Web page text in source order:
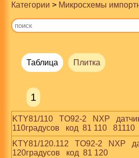
Категории > Микросхемы
Таблица Плитка
1
KTY81/110   TO92-2   NXP
110градусов   код  81 110   81110
KTY81/120.112   TO92-2   NXP
120градусов   код  81 120